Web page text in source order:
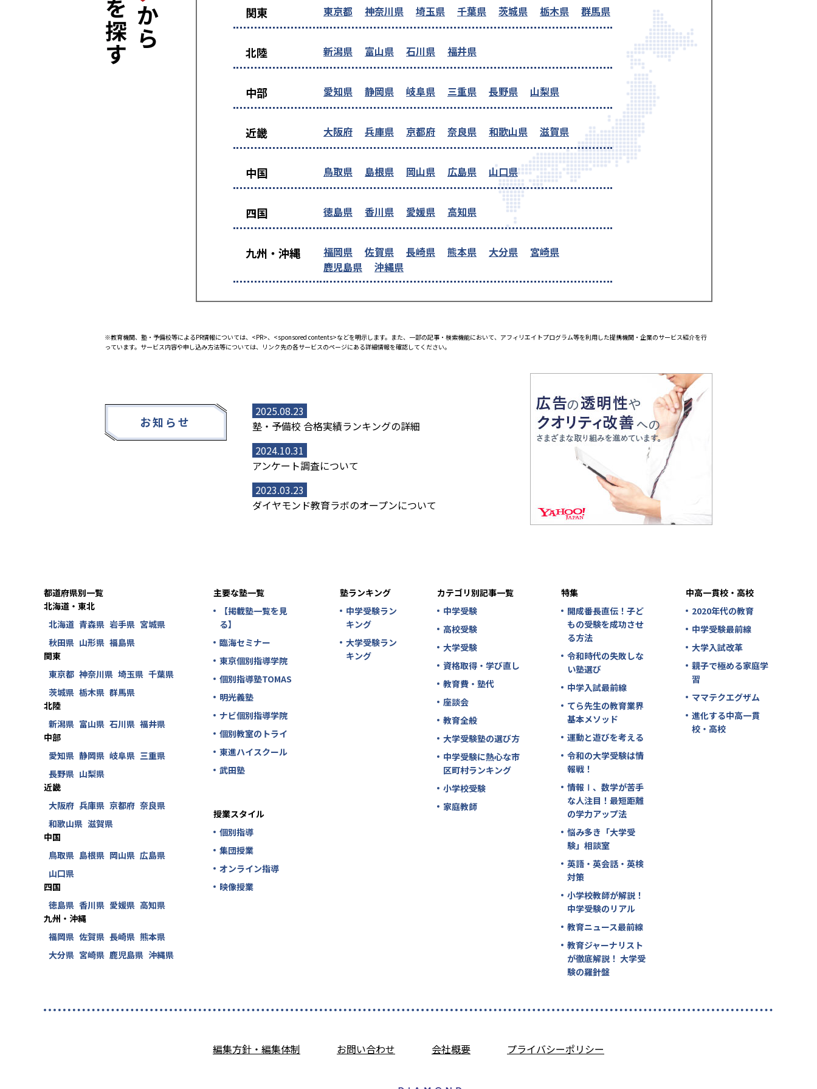
関東 東京都 神奈川県 埼玉県 千葉県 茨城県 栃木県 群馬県
北陸 新潟県 富山県 石川県 福井県
中部 愛知県 静岡県 岐阜県 三重県 長野県 山梨県
近畿 大阪府 兵庫県 京都府 奈良県 和歌山県 滋賀県
中国 鳥取県 島根県 岡山県 広島県 山口県
四国 徳島県 香川県 愛媛県 高知県
九州・沖縄 福岡県 佐賀県 長崎県 熊本県 大分県
宮崎県
鹿児島県
沖縄県
※教育機関、塾・予備校等によるPR情報については、<PR>、<sponsored contents>などを明示します。また、一部の記事・検索機能において、アフィリエイトプログラム等を利用した提携機関・企業のサービス紹介を行
っています。サービス内容や申し込み方法等については、リンク先の各サービスのページにある詳細情報を確認してください。
お知らせ
2025.08.23
塾・予備校 合格実績ランキングの詳細
2024.10.31
アンケート調査について
2023.03.23
ダイヤモンド教育ラボのオープンについて
都道府県別一覧
北海道・東北
北海道 青森県 岩手県 宮城県
秋田県 山形県 福島県
関東
東京都 神奈川県 埼玉県 千葉県
茨城県 栃木県 群馬県
北陸
新潟県 富山県 石川県 福井県
中部
愛知県 静岡県 岐阜県 三重県
長野県 山梨県
近畿
大阪府 兵庫県 京都府 奈良県
和歌山県 滋賀県
中国
鳥取県 島根県 岡山県 広島県
山口県
四国
徳島県 香川県 愛媛県 高知県
九州・沖縄
福岡県 佐賀県 長崎県 熊本県
大分県 宮崎県 鹿児島県 沖縄県
主要な塾一覧
【掲載塾一覧を見
る】
臨海セミナー
東京個別指導学院
個別指導塾TOMAS
明光義塾
ナビ個別指導学院
個別教室のトライ
東進ハイスクール
武田塾
授業スタイル
個別指導
集団授業
オンライン指導
映像授業
塾ランキング
中学受験ラン
キング
大学受験ラン
キング
カテゴリ別記事一覧
中学受験
高校受験
大学受験
資格取得・学び直し
教育費・塾代
座談会
教育全般
大学受験塾の選び方
中学受験に熱心な市
区町村ランキング
小学校受験
家庭教師
特集
開成番長直伝！子ど
もの受験を成功させ
る方法
令和時代の失敗しな
い塾選び
中学入試最前線
てら先生の教育業界
基本メソッド
運動と遊びを考える
令和の大学受験は情
報戦！
情報Ⅰ、数学が苦手
な人注目！最短距離
の学力アップ法
悩み多き「大学受
験」相談室
英語・英会話・英検
対策
小学校教師が解説！
中学受験のリアル
教育ニュース最前線
教育ジャーナリスト
が徹底解説！ 大学受
験の羅針盤
中高一貫校・高校
2020年代の教育
中学受験最前線
大学入試改革
親子で極める家庭学
習
ママテクエグザム
進化する中高一貫
校・高校
編集方針・編集体制 お問い合わせ 会社概要 プライバシーポリシー